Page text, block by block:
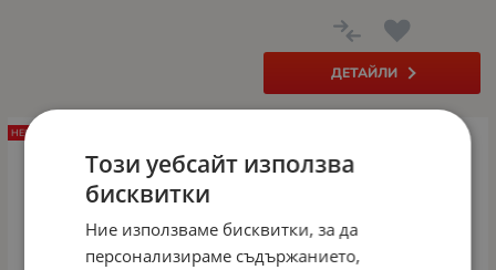
ДЕТАЙЛИ
НЕНАЛИЧЕН
Този уебсайт използва
бисквитки
Ние използваме бисквитки, за да
персонализираме съдържанието,